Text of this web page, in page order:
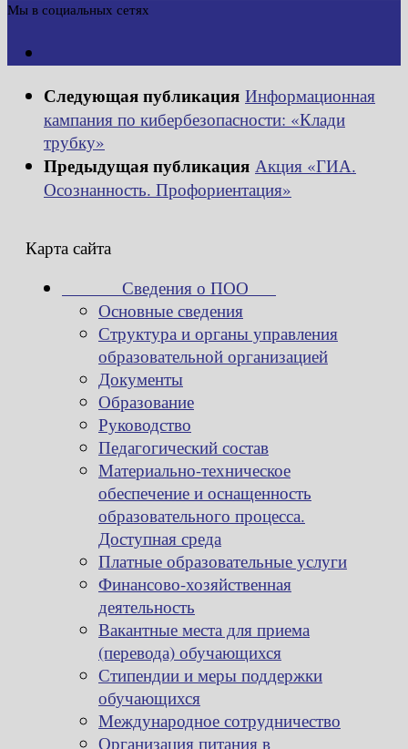
Мы в социальных сетях
Следующая публикация Информационная
кампания по кибербезопасности: «Клади
трубку»
Предыдущая публикация Акция «ГИА.
Осознанность. Профориентация»
Карта сайта
Сведения о ПОО
Основные сведения
Структура и органы управления
образовательной организацией
Документы
Образование
Руководство
Педагогический состав
Материально-техническое
обеспечение и оснащенность
образовательного процесса.
Доступная среда
Платные образовательные услуги
Финансово-хозяйственная
деятельность
Вакантные места для приема
(перевода) обучающихся
Стипендии и меры поддержки
обучающихся
Международное сотрудничество
Организация питания в